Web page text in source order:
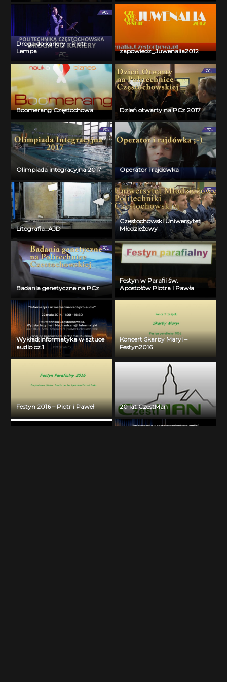
Droga do kariery – Piotr
Lempa
zapowiedz_Juwenalia2012
Boomerang Częstochowa Dzień otwarty na PCz 2017
Olimpiada integracyjna 2017 Operator i rajdowka
Litografia_AJD
Częstochowski Uniwersytet
Młodzieżowy
Badania genetyczne na PCz
Festyn w Parafii św.
Apostołów Piotra i Pawła
Wykład:Informatyka w sztuce
audio cz.1
Koncert Skarby Maryi –
Festyn2016
Festyn 2016 – Piotr i Paweł 20 lat CzestMan